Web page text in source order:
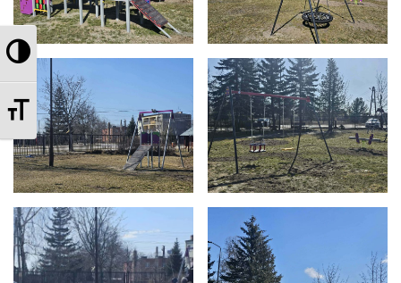
Przełącz wysoki kontrast
Zmień rozmiar czcionek